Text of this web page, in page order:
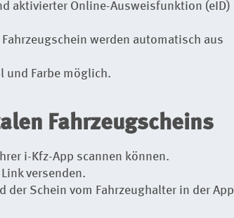
aktivierter Online-Ausweisfunktion (eID)
werden automatisch aus
und Farbe möglich.
Fahrzeugscheins
i-Kfz-App scannen können.
versenden.
Schein vom Fahrzeughalter in der App